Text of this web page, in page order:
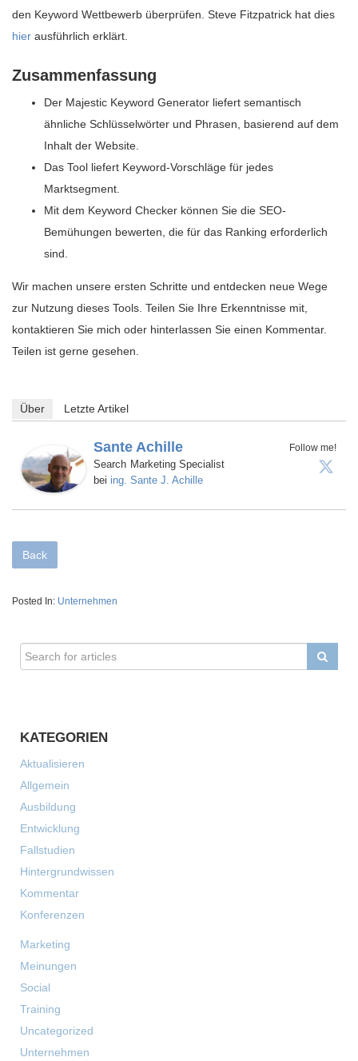
den Keyword Wettbewerb überprüfen. Steve Fitzpatrick hat dies
hier ausführlich erklärt.
Zusammenfassung
Der Majestic Keyword Generator liefert semantisch
ähnliche Schlüsselwörter und Phrasen, basierend auf dem
Inhalt der Website.
Das Tool liefert Keyword-Vorschläge für jedes
Marktsegment.
Mit dem Keyword Checker können Sie die SEO-
Bemühungen bewerten, die für das Ranking erforderlich
sind.
Wir machen unsere ersten Schritte und entdecken neue Wege
zur Nutzung dieses Tools. Teilen Sie Ihre Erkenntnisse mit,
kontaktieren Sie mich oder hinterlassen Sie einen Kommentar.
Teilen ist gerne gesehen.
Über Letzte Artikel
Follow me!
Sante Achille
Search Marketing Specialist
bei ing. Sante J. Achille
Back
Posted In: Unternehmen
KATEGORIEN
Aktualisieren
Allgemein
Ausbildung
Entwicklung
Fallstudien
Hintergrundwissen
Kommentar
Konferenzen
Marketing
Meinungen
Social
Training
Uncategorized
Unternehmen